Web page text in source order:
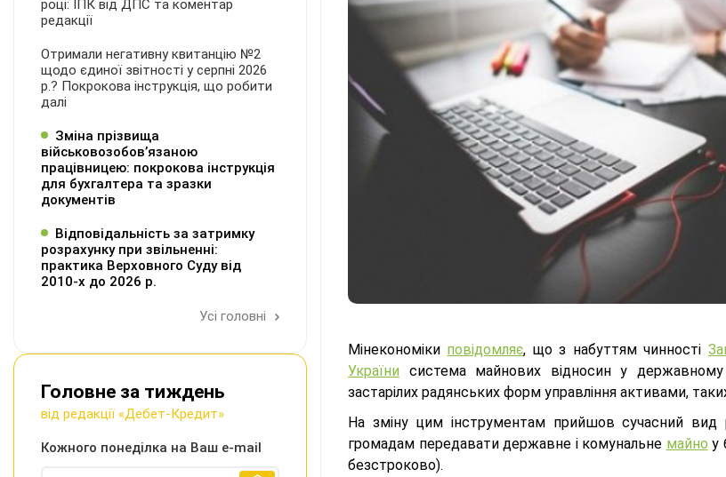
Мінекономіки повідомляє, що з набуттям чинності
України система майнових відносин у державному
застарілих радянських форм управління активами,
На зміну цим інструментам прийшов сучасний
громадам передавати державне і комунальне майно у
безстроково).
році: ІПК від ДПС та коментар
редакції
Отримали негативну квитанцію №2
щодо єдиної звітності у серпні 2026
р.? Покрокова інструкція, що робити
далі
Зміна прізвища
військовозобов’язаною
працівницею: покрокова інструкція
для бухгалтера та зразки
документів
Відповідальність за затримку
розрахунку при звільненні:
практика Верховного Суду від
2010-х до 2026 р.
Усі головні
Головне за тиждень
від редакції «Дебет-Кредит»
Кожного понеділка на Ваш e-mail